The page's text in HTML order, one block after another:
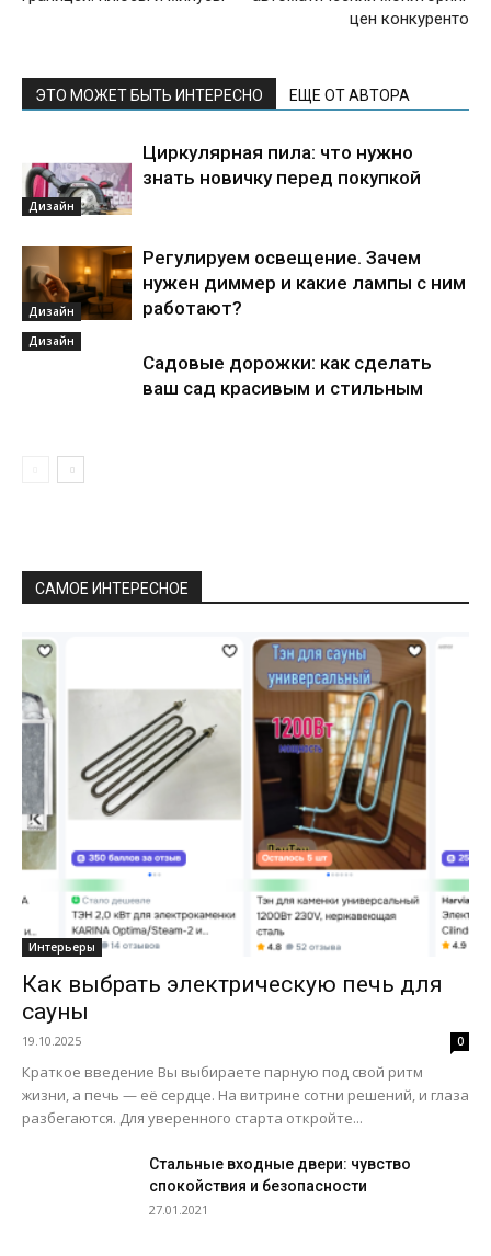
цен конкуренто
ЭТО МОЖЕТ БЫТЬ ИНТЕРЕСНО ЕЩЕ ОТ АВТОРА
Дизайн
Циркулярная пила: что нужно
знать новичку перед покупкой
Дизайн
Регулируем освещение. Зачем
нужен диммер и какие лампы с ним
работают?
Дизайн
Садовые дорожки: как сделать
ваш сад красивым и стильным
САМОЕ ИНТЕРЕСНОЕ
Интерьеры
Как выбрать электрическую печь для
сауны
19.10.2025 0
Краткое введение Вы выбираете парную под свой ритм
жизни, а печь — её сердце. На витрине сотни решений, и глаза
разбегаются. Для уверенного старта откройте...
Стальные входные двери: чувство
спокойствия и безопасности
27.01.2021